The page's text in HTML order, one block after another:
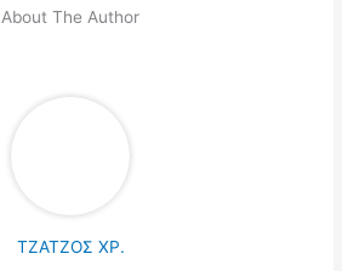
About The Author
ΤΖΑΤΖΟΣ ΧΡ.